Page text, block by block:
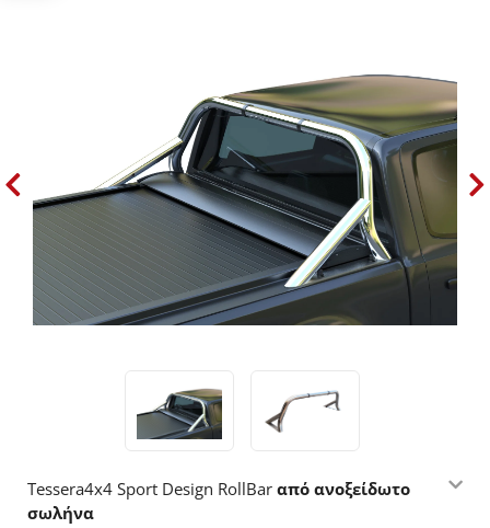
Tessera4x4 Sport Design RollBar από ανοξείδωτο
σωλήνα